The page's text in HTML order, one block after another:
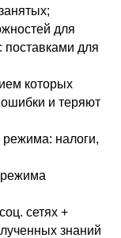
для
для
которых
и теряют
режима: налоги,
режима
сетях +
знаний